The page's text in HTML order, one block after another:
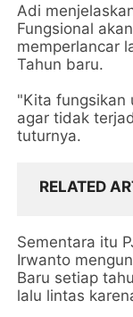
Adi
Fungsional
memperlancar
Tahun baru.
"Kita fungsikan
agar tidak
tuturnya.
RELATED
Sementara itu
Irwanto
Baru setiap
lalu lintas